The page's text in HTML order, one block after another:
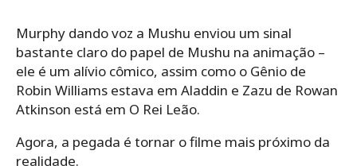
Murphy dando voz a Mushu enviou um sinal
bastante claro do papel de Mushu na animação –
ele é um alívio cômico, assim como o Gênio de
Robin Williams estava em Aladdin e Zazu de Rowan
Atkinson está em O Rei Leão.
Agora, a pegada é tornar o filme mais próximo da
realidade.